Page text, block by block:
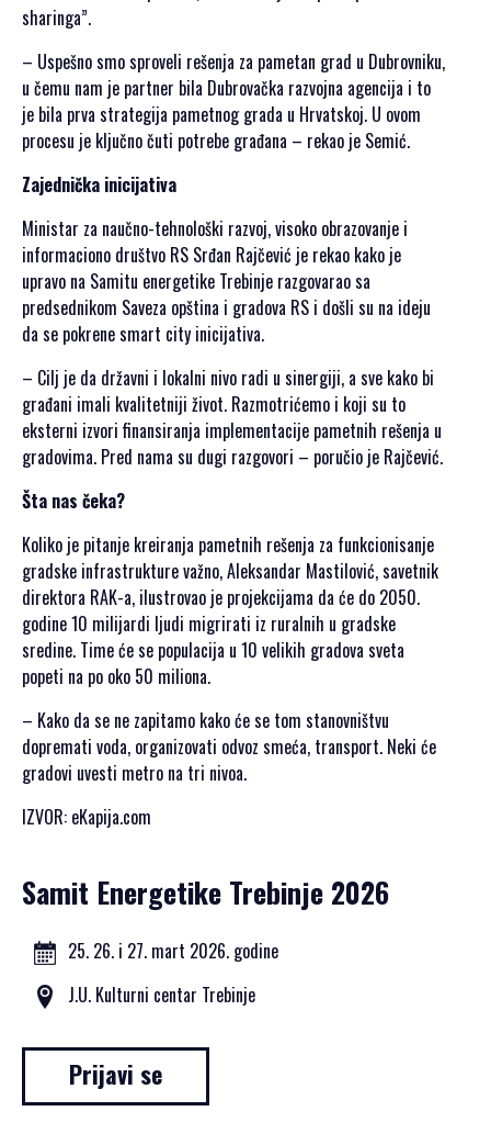
sharinga”.
– Uspešno smo sproveli rešenja za pametan grad u Dubrovniku,
u čemu nam je partner bila Dubrovačka razvojna agencija i to
je bila prva strategija pametnog grada u Hrvatskoj. U ovom
procesu je ključno čuti potrebe građana – rekao je Semić.
Zajednička inicijativa
Ministar za naučno-tehnološki razvoj, visoko obrazovanje i
informaciono društvo RS Srđan Rajčević je rekao kako je
upravo na Samitu energetike Trebinje razgovarao sa
predsednikom Saveza opština i gradova RS i došli su na ideju
da se pokrene smart city inicijativa.
– Cilj je da državni i lokalni nivo radi u sinergiji, a sve kako bi
građani imali kvalitetniji život. Razmotrićemo i koji su to
eksterni izvori finansiranja implementacije pametnih rešenja u
gradovima. Pred nama su dugi razgovori – poručio je Rajčević.
Šta nas čeka?
Koliko je pitanje kreiranja pametnih rešenja za funkcionisanje
gradske infrastrukture važno, Aleksandar Mastilović, savetnik
direktora RAK-a, ilustrovao je projekcijama da će do 2050.
godine 10 milijardi ljudi migrirati iz ruralnih u gradske
sredine. Time će se populacija u 10 velikih gradova sveta
popeti na po oko 50 miliona.
– Kako da se ne zapitamo kako će se tom stanovništvu
dopremati voda, organizovati odvoz smeća, transport. Neki će
gradovi uvesti metro na tri nivoa.
IZVOR: eKapija.com
Samit Energetike Trebinje 2026
25. 26. i 27. mart 2026. godine
J.U. Kulturni centar Trebinje
Prijavi se